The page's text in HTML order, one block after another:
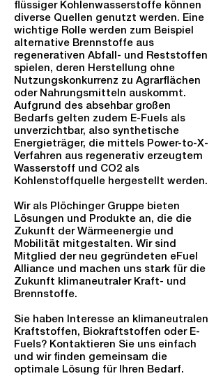
flüssiger Kohlenwasserstoffe können
diverse Quellen genutzt werden. Eine
wichtige Rolle werden zum Beispiel
alternative Brennstoffe aus
regenerativen Abfall- und Reststoffen
spielen, deren Herstellung ohne
Nutzungskonkurrenz zu Agrarflächen
oder Nahrungsmitteln auskommt.
Aufgrund des absehbar großen
Bedarfs gelten zudem E-Fuels als
unverzichtbar, also synthetische
Energieträger, die mittels Power-to-X-
Verfahren aus regenerativ erzeugtem
Wasserstoff und CO2 als
Kohlenstoffquelle hergestellt werden.
Wir als Plöchinger Gruppe bieten
Lösungen und Produkte an, die die
Zukunft der Wärmeenergie und
Mobilität mitgestalten. Wir sind
Mitglied der neu gegründeten eFuel
Alliance und machen uns stark für die
Zukunft klimaneutraler Kraft- und
Brennstoffe.
Sie haben Interesse an klimaneutralen
Kraftstoffen, Biokraftstoffen oder E-
Fuels? Kontaktieren Sie uns einfach
und wir finden gemeinsam die
optimale Lösung für Ihren Bedarf.